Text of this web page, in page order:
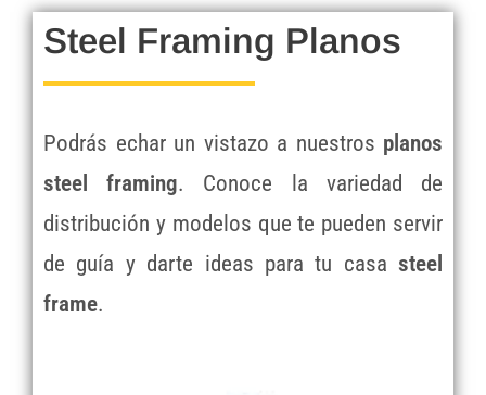
Steel Framing Planos
Podrás echar un vistazo a nuestros planos
steel framing. Conoce la variedad de
distribución y modelos que te pueden servir
de guía y darte ideas para tu casa steel
frame.